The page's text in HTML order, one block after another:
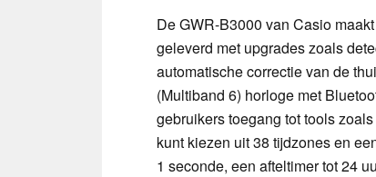
De GWR-B3000 van Casio
geleverd met upgrades zoals
automatische correctie van de
(Multiband 6) horloge met
gebruikers toegang tot tools
kunt kiezen uit 38 tijdzones en
1 seconde, een afteltimer tot 24